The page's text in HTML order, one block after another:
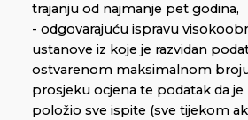
trajanju od najmanje pet godina,
- odgovarajuću ispravu
ustanove iz koje je razvidan
ostvarenom maksimalnom
prosjeku ocjena te podatak da je
položio sve ispite (sve tijekom